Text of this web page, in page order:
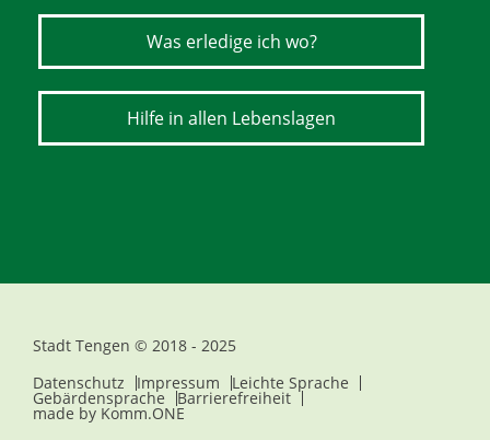
Was erledige ich wo?
Hilfe in allen Lebenslagen
Stadt Tengen © 2018 - 2025
Datenschutz
Impressum Leichte Sprache
Gebärdensprache Barrierefreiheit
made by Komm.ONE